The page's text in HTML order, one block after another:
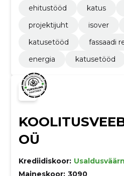
ehitustööd
katus
projektijuht
isover
katusetööd
fassaadi
energia
katusetööd
OÜ
Krediidiskoor:
Maineskoor: 3090